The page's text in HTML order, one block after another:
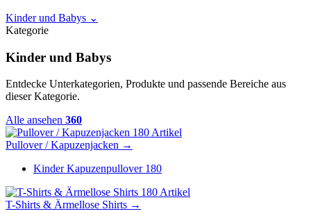
Kinder und Babys ⌄
Kategorie
Kinder und Babys
Entdecke Unterkategorien, Produkte und passende Bereiche aus
dieser Kategorie.
Alle ansehen 360
180 Artikel
Pullover / Kapuzenjacken →
Kinder Kapuzenpullover 180
180 Artikel
T-Shirts & Ärmellose Shirts →